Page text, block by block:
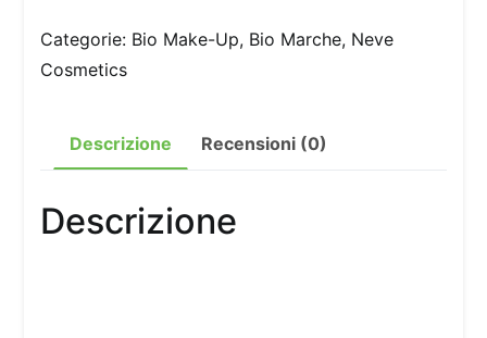
Categorie: Bio Make-Up, Bio Marche, Neve
Cosmetics
Descrizione Recensioni (0)
Descrizione